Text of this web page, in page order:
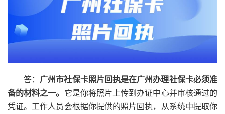
答： 广州市社保卡照片回执是在广州办理社保卡必须准
备的材料之一。 它是你将照片上传到办证中心并审核通过的
凭证。工作人员会根据你提供的照片回执，从系统中提取你